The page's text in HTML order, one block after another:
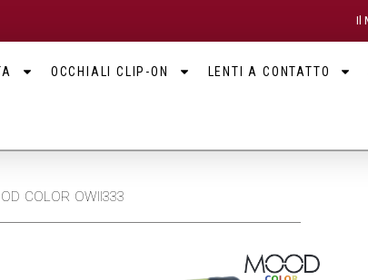
Il
OCCHIALI CLIP-ON LENTI A CONTATTO
COLOR OWII333